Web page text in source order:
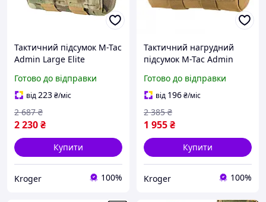
Тактичний підсумок M-Tac
Admin Large Elite
підсумок на плитоноску
для планшета мультикам
Готово до відправки
від223₴/міс
2 230₴
2 687 ₴
Купити
Kroger 100%
Тактичний нагрудний
підсумок M-Tac Admin
підсумок на плитоноску
койот
Готово до відправки
від 196₴/міс
1 955₴
2 385 ₴
Купити
Kroger 100%